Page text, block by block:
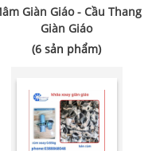
Giàn Giáo - Cầu Thang
Giàn Giáo
(6 sản phẩm)